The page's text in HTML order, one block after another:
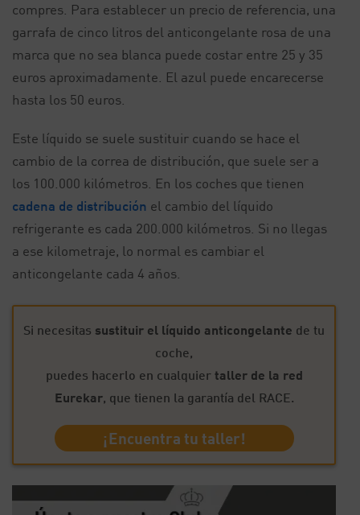
compres. Para establecer un precio de referencia, una
garrafa de cinco litros del anticongelante rosa de una
marca que no sea blanca puede costar entre 25 y 35
euros aproximadamente. El azul puede encarecerse
hasta los 50 euros.
Este líquido se suele sustituir cuando se hace el
cambio de la correa de distribución, que suele ser a
los 100.000 kilómetros. En los coches que tienen
cadena de distribución el cambio del líquido
refrigerante es cada 200.000 kilómetros. Si no llegas
a ese kilometraje, lo normal es cambiar el
anticongelante cada 4 años.
Si necesitas sustituir el líquido anticongelante de tu
coche,
puedes hacerlo en cualquier taller de la red
Eurekar, que tienen la garantía del RACE.
¡Encuentra tu taller!